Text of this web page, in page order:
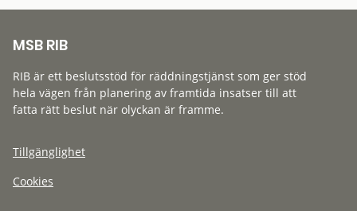
MSB RIB
RIB är ett beslutsstöd för räddningstjänst som ger stöd
hela vägen från planering av framtida insatser till att
fatta rätt beslut när olyckan är framme.
Tillgänglighet
Cookies